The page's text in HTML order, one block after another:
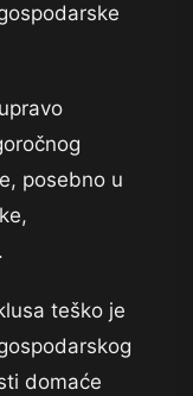
posebno u
teško je
domaće